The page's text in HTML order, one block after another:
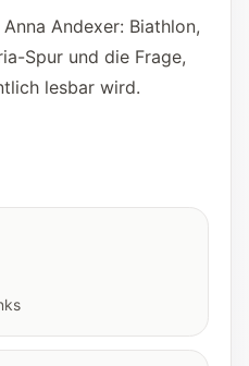
Andexer: Biathlon,
Spur und die Frage,
lesbar wird.